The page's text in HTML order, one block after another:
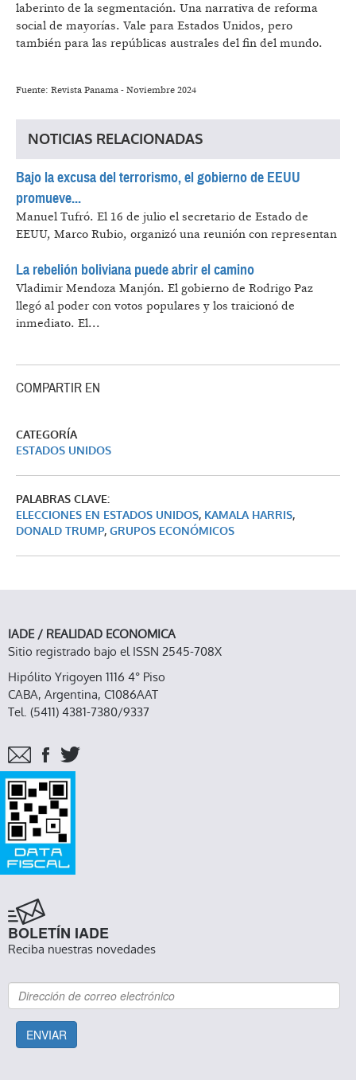
laberinto de la segmentación. Una narrativa de reforma
social de mayorías. Vale para Estados Unidos, pero
también para las repúblicas australes del fin del mundo.
Fuente: Revista Panama - Noviembre 2024
NOTICIAS RELACIONADAS
Bajo la excusa del terrorismo, el gobierno de EEUU
promueve...
Manuel Tufró. El 16 de julio el secretario de Estado de
EEUU, Marco Rubio, organizó una reunión con representan
La rebelión boliviana puede abrir el camino
Vladimir Mendoza Manjón. El gobierno de Rodrigo Paz
llegó al poder con votos populares y los traicionó de
inmediato. El...
COMPARTIR EN
CATEGORÍA
ESTADOS UNIDOS
PALABRAS CLAVE:
ELECCIONES EN ESTADOS UNIDOS, KAMALA HARRIS,
DONALD TRUMP, GRUPOS ECONÓMICOS
IADE / REALIDAD ECONOMICA
Sitio registrado bajo el ISSN 2545-708X
Hipólito Yrigoyen 1116 4° Piso
CABA, Argentina, C1086AAT
Tel. (5411) 4381-7380/9337
BOLETÍN IADE
Reciba nuestras novedades
ENVIAR